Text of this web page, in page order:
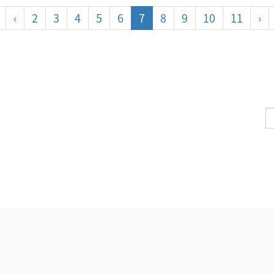
‹ 2 3 4 5 6 7 8 9 10 11 ›